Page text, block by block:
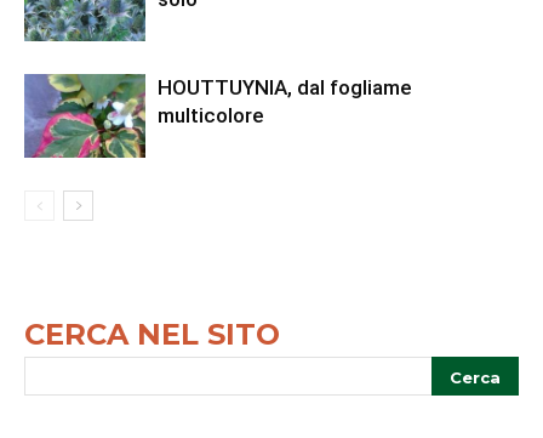
HOUTTUYNIA, dal fogliame
multicolore
CERCA NEL SITO